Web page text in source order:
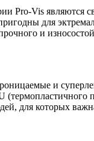
Pro-Vis являются
для
и
и
для которых